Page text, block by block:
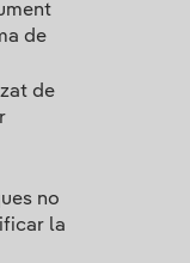
de
de
no
la